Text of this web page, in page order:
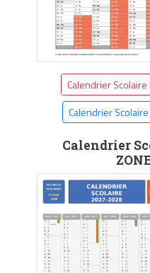
Calendrier Scolaire
Calendrier Scolaire
Calendrier